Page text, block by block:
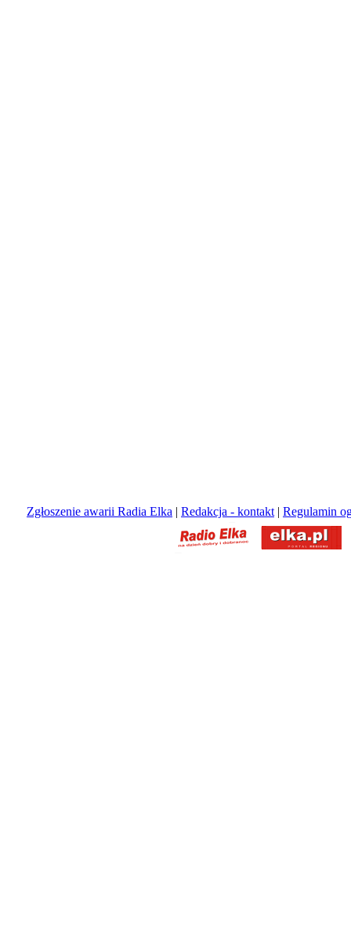
Zgłoszenie awarii Radia Elka | Redakcja - kontakt | Regulamin